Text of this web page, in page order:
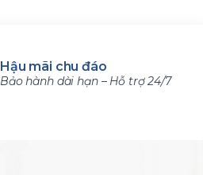
Hậu mãi chu đáo
Bảo hành dài hạn – Hỗ trợ 24/7